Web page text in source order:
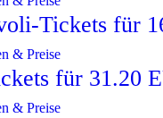
Tickets für
& Preise
für 31.20
& Preise